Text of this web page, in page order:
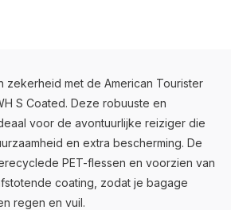
is vandaag verzonden (ma-vr)
zekerheid met de American Tourister
S Coated. Deze robuuste en
voor de avontuurlijke reiziger die
en extra bescherming. De
PET-flessen en voorzien van
coating, zodat je bagage
regen en vuil.